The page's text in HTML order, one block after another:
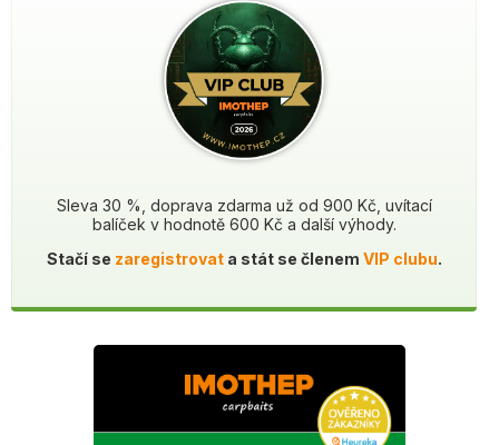
Sleva 30 %, doprava zdarma už od 900 Kč, uvítací
balíček v hodnotě 600 Kč a další výhody.
Stačí se zaregistrovata stát se členem VIP clubu.